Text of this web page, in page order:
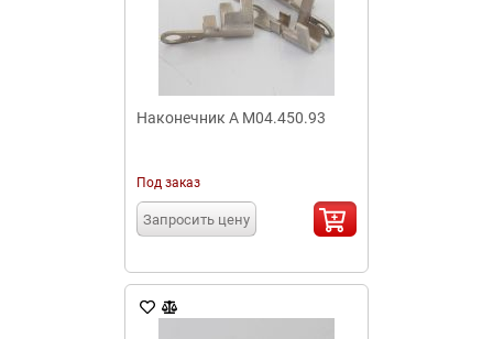
Наконечник А М04.450.93
Под заказ
Запросить цену